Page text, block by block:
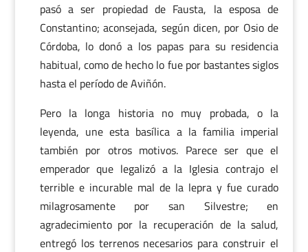
pasó a ser propiedad de Fausta, la esposa de
Constantino; aconsejada, según dicen, por Osio de
Córdoba, lo donó a los papas para su residencia
habitual, como de hecho lo fue por bastantes siglos
hasta el período de Aviñón.
Pero la longa historia no muy probada, o la
leyenda, une esta basílica a la familia imperial
también por otros motivos. Parece ser que el
emperador que legalizó a la Iglesia contrajo el
terrible e incurable mal de la lepra y fue curado
milagrosamente por san Silvestre; en
agradecimiento por la recuperación de la salud,
entregó los terrenos necesarios para construir el